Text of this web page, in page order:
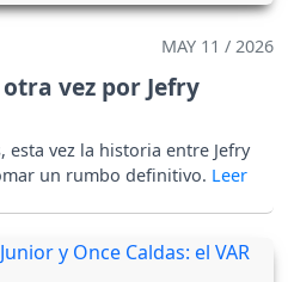
MAY 11 / 2026
vez por Jefry
esta vez la historia entre Jefry
un rumbo definitivo.